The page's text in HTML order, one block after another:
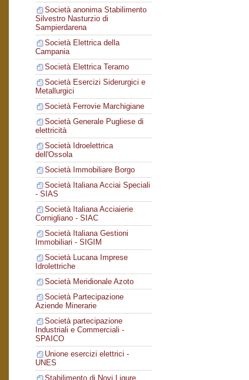
Società anonima Stabilimento
Silvestro Nasturzio di
Sampierdarena
Società Elettrica della
Campania
Società Elettrica Teramo
Società Esercizi Siderurgici e
Metallurgici
Società Ferrovie Marchigiane
Società Generale Pugliese di
elettricità
Società Idroelettrica
dell'Ossola
Società Immobiliare Borgo
Società Italiana Acciai Speciali
- SIAS
Società Italiana Acciaierie
Cornigliano - SIAC
Società Italiana Gestioni
Immobiliari - SIGIM
Società Lucana Imprese
Idrolettriche
Società Meridionale Azoto
Società Partecipazione
Aziende Minerarie
Società partecipazione
Industriali e Commerciali -
SPAICO
Unione esercizi elettrici -
UNES
Stabilimento di Novi Ligure